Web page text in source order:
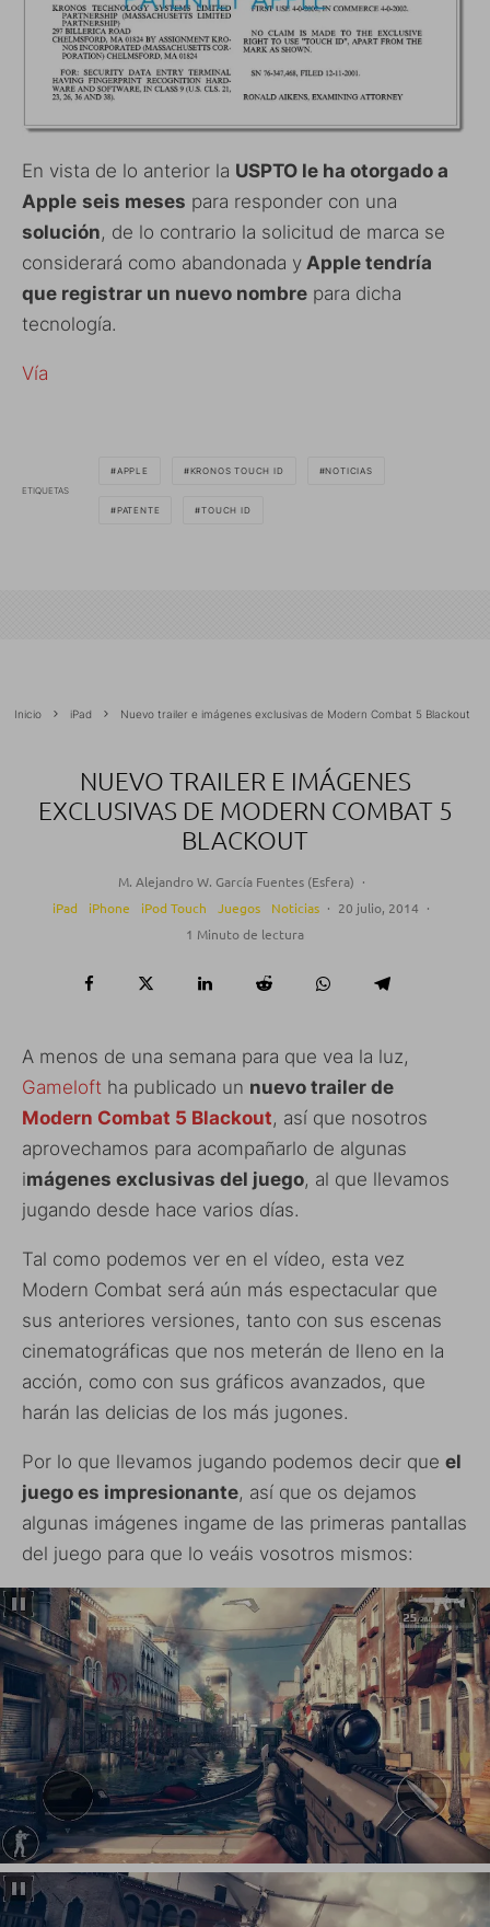
En vista de lo anterior la USPTO le ha otorgado a
Apple seis meses para responder con una
solución, de lo contrario la solicitud de marca se
considerará como abandonada y Apple tendría
que registrar un nuevo nombre para dicha
tecnología.
Vía
ETIQUETAS
APPLE KRONOS TOUCH ID NOTICIAS
PATENTE TOUCH ID
Inicio iPad Nuevo trailer e imágenes exclusivas de Modern Combat 5 Blackout
NUEVO TRAILER E IMÁGENES
EXCLUSIVAS DE MODERN COMBAT 5
BLACKOUT
M. Alejandro W. García Fuentes (Esfera) ·
iPad
iPhone iPod Touch Juegos Noticias · 20 julio, 2014 ·
1 Minuto de lectura
A menos de una semana para que vea la luz,
Gameloft ha publicado un nuevo trailer de
Modern Combat 5 Blackout, así que nosotros
aprovechamos para acompañarlo de algunas
imágenes exclusivas del juego, al que llevamos
jugando desde hace varios días.
Tal como podemos ver en el vídeo, esta vez
Modern Combat será aún más espectacular que
sus anteriores versiones, tanto con sus escenas
cinematográficas que nos meterán de lleno en la
acción, como con sus gráficos avanzados, que
harán las delicias de los más jugones.
Por lo que llevamos jugando podemos decir que el
juego es impresionante, así que os dejamos
algunas imágenes ingame de las primeras pantallas
del juego para que lo veáis vosotros mismos: